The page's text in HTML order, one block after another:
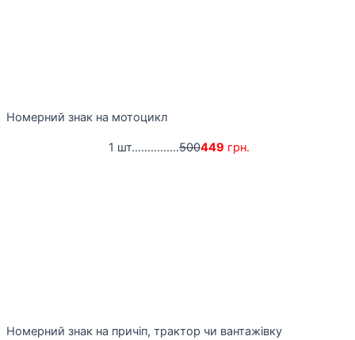
Номерний знак на мотоцикл
1 шт...............500449 грн.
Номерний знак на причіп, трактор чи вантажівку